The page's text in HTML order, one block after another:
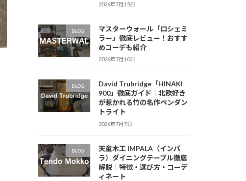
2026年7月15日
BLOG
マスターウォール「ロシェミ
ラー」徹底レビュー！おすす
めコーデも紹介
2026年7月10日
BLOG
David Trubridge「HINAKI
900」徹底ガイド｜北欧好き
が惹かれる竹の名作ペンダン
トライト
2026年7月7日
BLOG
天童木工 IMPALA（インパ
ラ）ダイニングテーブル徹底
解説｜特徴・選び方・コーデ
ィネート